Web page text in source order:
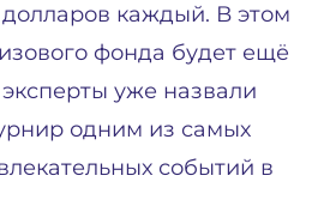
каждый. В этом
фонда будет ещё
уже назвали
одним из самых
событий в